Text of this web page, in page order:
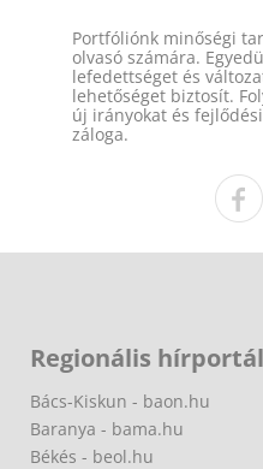
Portfóliónk minőségi
olvasó számára.
lefedettséget és
lehetőséget biztosít.
új irányokat és
záloga.
Regionális
Bács-Kiskun - baon.hu
Baranya - bama.hu
Békés - beol.hu